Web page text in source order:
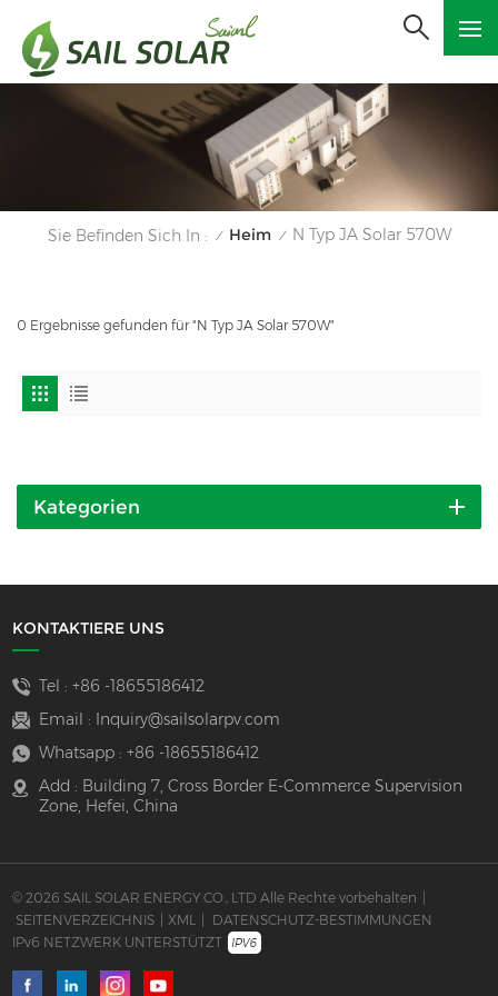
Sie Befinden Sich In : / Heim / N Typ JA Solar 570W
0 Ergebnisse gefunden für "N Typ JA Solar 570W"
Kategorien
KONTAKTIERE UNS
Tel : +86 -18655186412
Email :
Inquiry@sailsolarpv.com
Whatsapp : +86 -18655186412
Add : Building 7, Cross Border E-Commerce Supervision
Zone, Hefei, China
© 2026 SAIL SOLAR ENERGY CO., LTD Alle Rechte vorbehalten |
SEITENVERZEICHNIS | XML | DATENSCHUTZ-BESTIMMUNGEN
IPv6 NETZWERK UNTERSTÜTZT